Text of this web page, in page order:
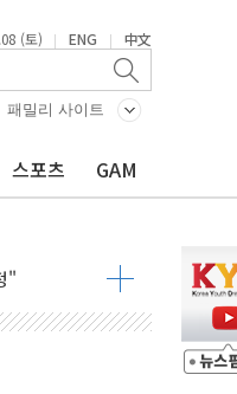
(토) | ENG | 中文
패밀리 사이트
스포츠 GAM
소리 내야"
고조